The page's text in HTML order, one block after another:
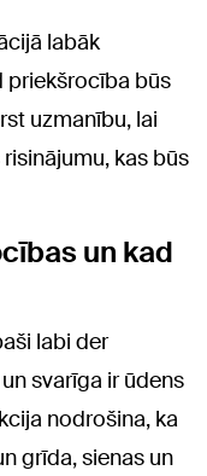
labāk
priekšrocība būs
uzmanību, lai
kas būs
un kad
labi der
svarīga ir ūdens
nodrošina, ka
grīda, sienas un